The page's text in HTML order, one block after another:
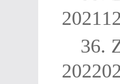
36.